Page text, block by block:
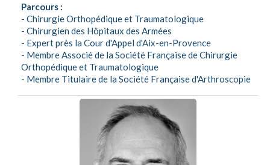
Parcours :
- Chirurgie Orthopédique et Traumatologique
- Chirurgien des Hôpitaux des Armées
- Expert près la Cour d'Appel d'Aix-en-Provence
- Membre Associé de la Société Française de Chirurgie
Orthopédique et Traumatologique
- Membre Titulaire de la Société Française d'Arthroscopie